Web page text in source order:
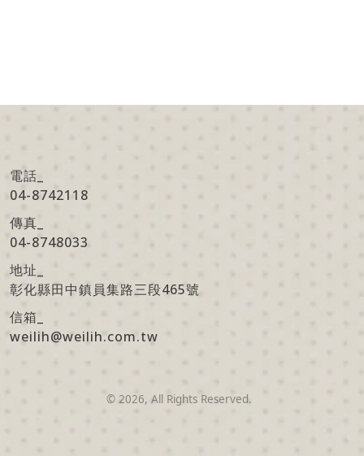
電話_
04-8742118
傳真
04-8748033
地址_
彰化縣田中鎮員集路三段465號
信箱
weilih@weilih.com.tw
© 2026, All Rights Reserved.